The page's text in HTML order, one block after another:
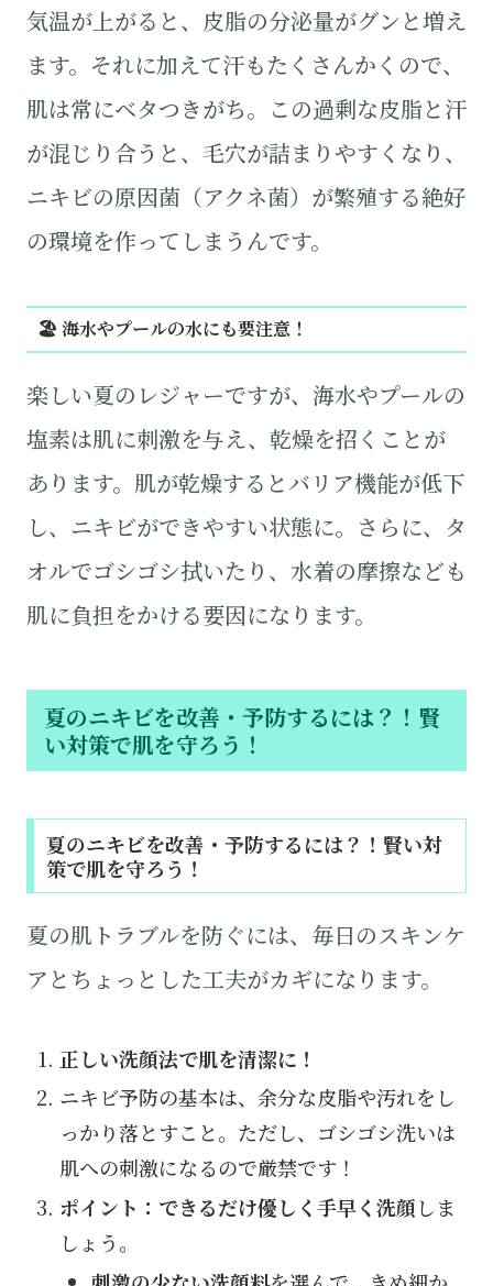
気温が上がると、皮脂の分泌量がグンと増え
ます。それに加えて汗もたくさんかくので、
肌は常にベタつきがち。この過剰な皮脂と汗
が混じり合うと、毛穴が詰まりやすくなり、
ニキビの原因菌（アクネ菌）が繁殖する絶好
の環境を作ってしまうんです。
🏖️ 海水やプールの水にも要注意！
楽しい夏のレジャーですが、海水やプールの
塩素は肌に刺激を与え、乾燥を招くことが
あります。肌が乾燥するとバリア機能が低下
し、ニキビができやすい状態に。さらに、タ
オルでゴシゴシ拭いたり、水着の摩擦なども
肌に負担をかける要因になります。
夏のニキビを改善・予防するには？！賢
い対策で肌を守ろう！
夏のニキビを改善・予防するには？！賢い対
策で肌を守ろう！
夏の肌トラブルを防ぐには、毎日のスキンケ
アとちょっとした工夫がカギになります。
正しい洗顔法で肌を清潔に！
ニキビ予防の基本は、余分な皮脂や汚れをし
っかり落とすこと。ただし、ゴシゴシ洗いは
肌への刺激になるので厳禁です！
ポイント：できるだけ優しく手早く洗顔しま
しょう。